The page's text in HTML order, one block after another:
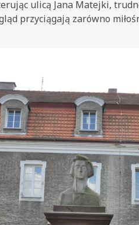
ulicą Jana Matejki,
przyciągają zarówno